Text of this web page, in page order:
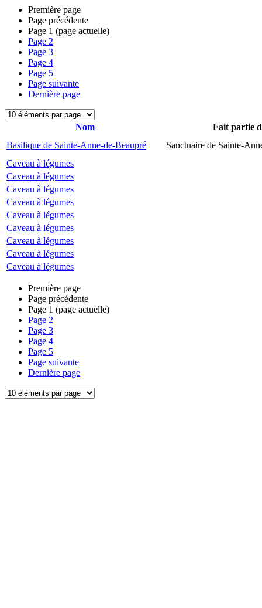
Première page
Page précédente
Page 1 (page actuelle)
Page 2
Page 3
Page 4
Page 5
Page suivante
Dernière page
Nom
Fait partie
Basilique de Sainte-Anne-de-Beaupré
Sanctuaire de Sainte-
Caveau à légumes
Caveau à légumes
Caveau à légumes
Caveau à légumes
Caveau à légumes
Caveau à légumes
Caveau à légumes
Caveau à légumes
Caveau à légumes
Première page
Page précédente
Page 1 (page actuelle)
Page 2
Page 3
Page 4
Page 5
Page suivante
Dernière page